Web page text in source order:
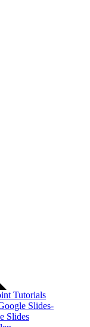
Tutorials
Slides-
Slides